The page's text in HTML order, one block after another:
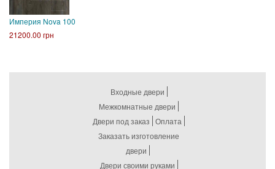
Империя Nova 100
21200.00 грн
Входные двери
Межкомнатные двери
Двери под заказ Оплата
Заказать изготовление
двери
Двери своими руками